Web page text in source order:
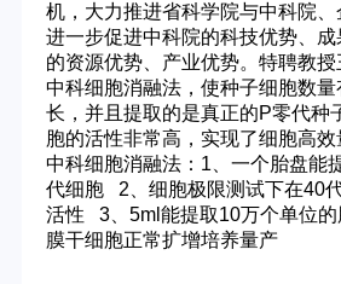
机，大力推进省科学院与中科院、
进一步促进中科院的科技优势、
的资源优势、产业优势。特聘教
中科细胞消融法，使种子细胞数
长，并且提取的是真正的P零代种
胞的活性非常高，实现了细胞高效
中科细胞消融法：1、一个胎盘能
代细胞 2、细胞极限测试下在40
活性 3、5ml能提取10万个单位
膜干细胞正常扩增培养量产